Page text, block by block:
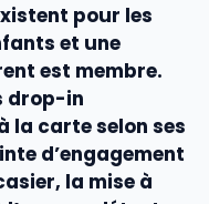
pour les
et une
est membre.
drop-in
la carte selon ses
d’engagement
la mise à